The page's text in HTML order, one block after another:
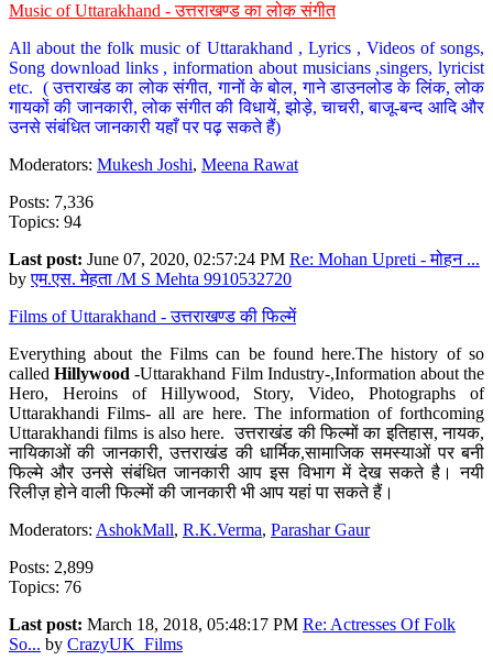
Music of Uttarakhand - उत्तराखण्ड का लोक संगीत
All about the folk music of Uttarakhand , Lyrics , Videos of songs,
Song download links , information about musicians ,singers, lyricist
etc. ( उत्तराखंड का लोक संगीत, गानों के बोल, गाने डाउनलोड के लिंक, लोक
गायकों की जानकारी, लोक संगीत की विधायें, झोड़े, चाचरी, बाजू-बन्द आदि और
उनसे संबंधित जानकारी यहाँ पर पढ़ सकते हैं)
Moderators: Mukesh Joshi, Meena Rawat
Posts: 7,336
Topics: 94
Last post: June 07, 2020, 02:57:24 PM Re: Mohan Upreti - मोहन ...
byएम.एस. मेहता /M S Mehta 9910532720
Films of Uttarakhand - उत्तराखण्ड की फिल्में
Everything about the Films can be found here.The history of so
calledHillywood-Uttarakhand Film Industry-,Information about the
Hero, Heroins of Hillywood, Story, Video, Photographs of
Uttarakhandi Films- all are here. The information of forthcoming
Uttarakhandi films is also here. उत्तराखंड की फिल्मों का इतिहास, नायक,
नायिकाओं की जानकारी, उत्तराखंड की धार्मिक,सामाजिक समस्याओं पर बनी
फिल्मे और उनसे संबंधित जानकारी आप इस विभाग में देख सकते है। नयी
रिलीज़ होने वाली फिल्मों की जानकारी भी आप यहां पा सकते हैं।
Moderators: AshokMall, R.K.Verma, Parashar Gaur
Posts: 2,899
Topics: 76
Last post: March 18, 2018, 05:48:17 PM Re: Actresses Of Folk
So... by CrazyUK_Films